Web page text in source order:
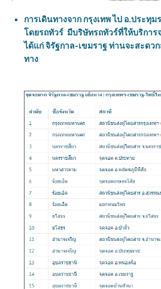
การเดินทางจาก กรุงเทพ ไป อ.ประทุ
โดยรถทัวร์ มีบริษัทรถทัวร์ที่ให้บริกา
ได้แก่ จิรัฐกาล-เขมราฐ ท่านจะสะดว
ทาง